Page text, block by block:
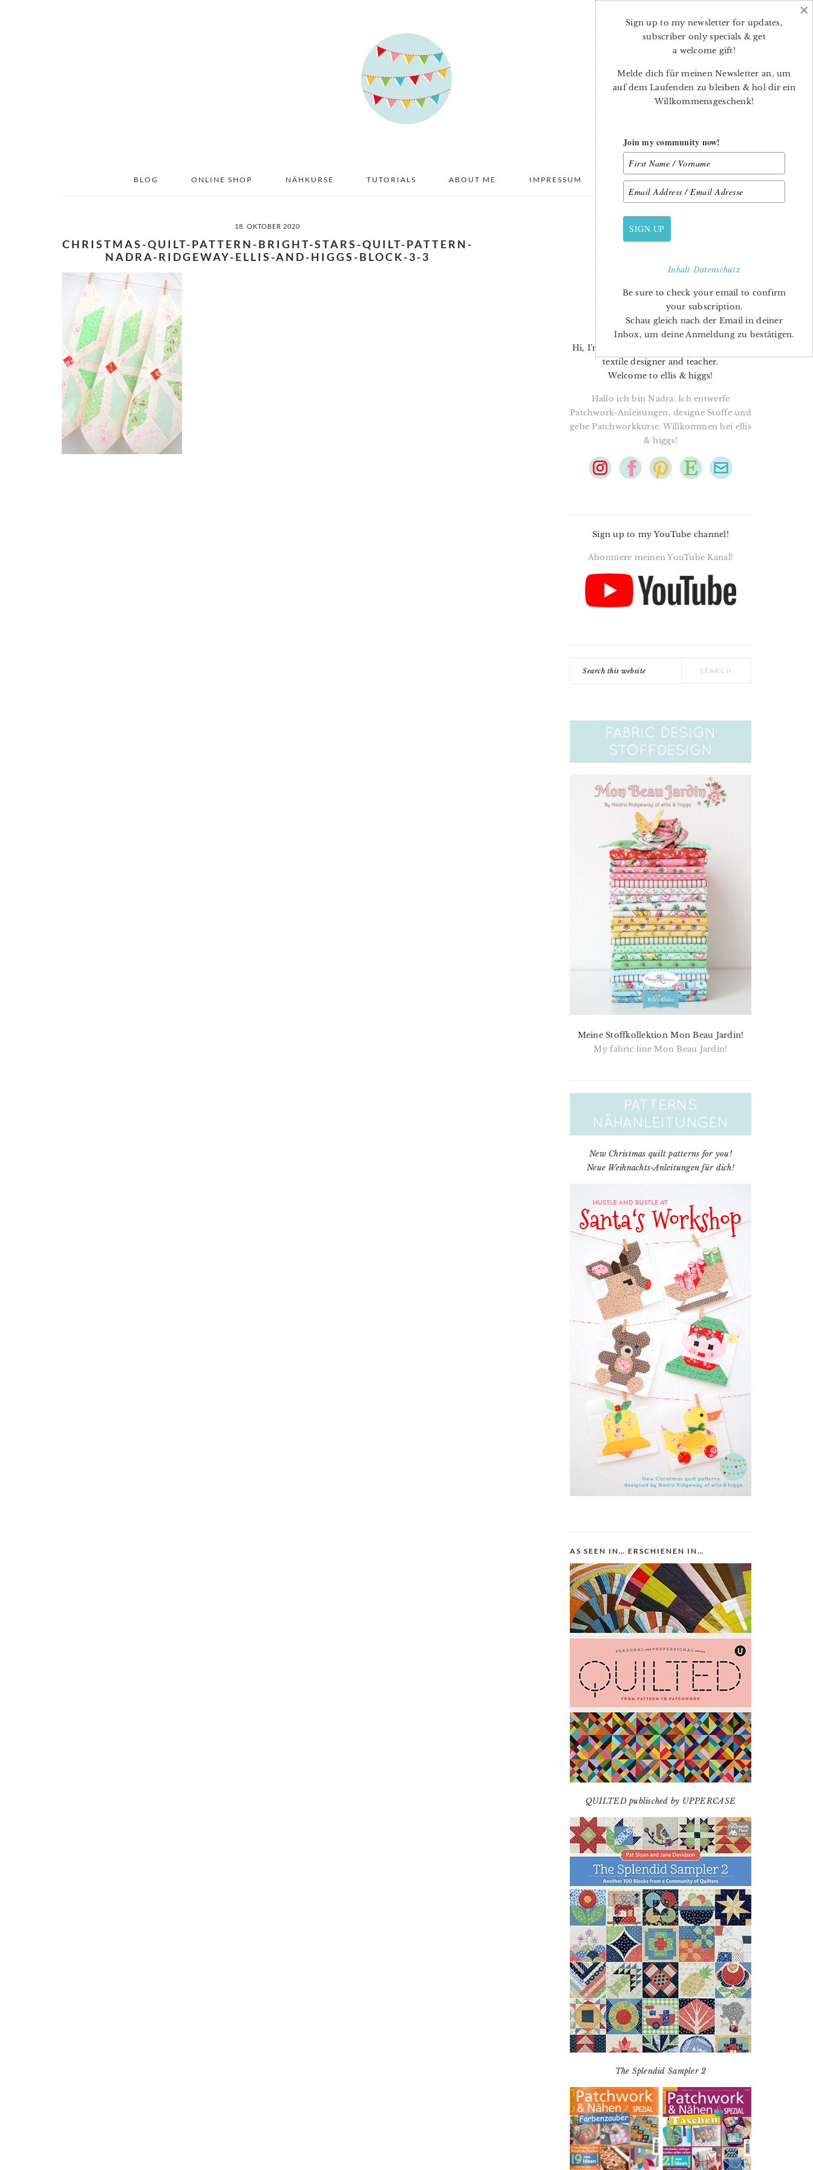
BLOG ONLINE SHOP NÄHKURSE TUTORIALS ABOUT ME IMPRESSUM DATENSCHUTZ
18. OKTOBER 2020
CHRISTMAS-QUILT-PATTERN-BRIGHT-STARS-QUILT-PATTERN-
NADRA-RIDGEWAY-ELLIS-AND-HIGGS-BLOCK-3-3
PRIMARY
SIDEBAR
Hi, I’m Nadra. I’m a quilt pattern designer,
textile designer and teacher.
Welcome to ellis & higgs!
Hallo ich bin Nadra. Ich entwerfe
Patchwork-Anleitungen, designe Stoffe und
gebe Patchworkkurse. Willkommen bei ellis
& higgs!
Sign up to my YouTube channel!
Abonniere meinen YouTube Kanal!
Meine Stoffkollektion Mon Beau Jardin!
My fabric line Mon Beau Jardin!
New Christmas quilt patterns for you!
Neue Weihnachts-Anleitungen für dich!
AS SEEN IN… ERSCHIENEN IN…
QUILTED publisched by UPPERCASE
The Splendid Sampler 2
Sign up to my newsletter for updates,
subscriber only specials & get
a welcome gift!
Melde dich für meinen Newsletter an, um
auf dem Laufenden zu bleiben & hol dir ein
Willkommensgeschenk!
Join my community now!
SIGN UP
InhaltDatenschutz
Be sure to check your email to confirm
your subscription.
Schau gleich nach der Email in deiner
Inbox, um deine Anmeldung zu bestätigen.
×